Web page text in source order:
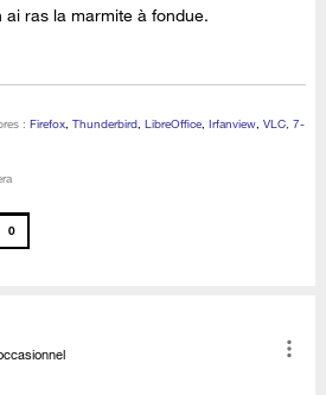
ras la marmite à fondue.
: Firefox,Thunderbird,LibreOffice,Irfanview,VLC, 7-
0